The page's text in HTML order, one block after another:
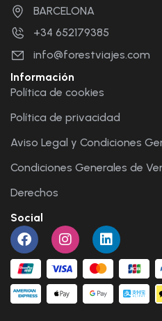
BARCELONA
+34 652179385
info@forestviajes.com
Información
Política de cookies
Política de privacidad
Aviso Legal y Condiciones
Condiciones Generales de
Derechos
Social